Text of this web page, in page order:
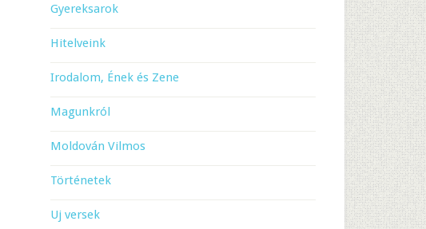
Gyereksarok
Hitelveink
Irodalom, Ének és Zene
Magunkról
Moldován Vilmos
Történetek
Uj versek